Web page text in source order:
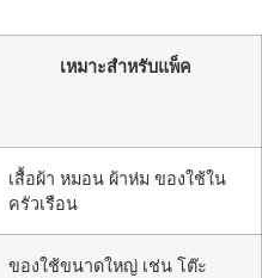
เหมาะสำหรับแพ็ค
เสื้อผ้า หมอน ผ้าห่ม ของใช้ใน
ครัวเรือน
ของใช้ขนาดใหญ่ เช่น โต๊ะ